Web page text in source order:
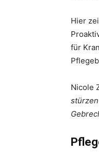
Hier
für
Nicole